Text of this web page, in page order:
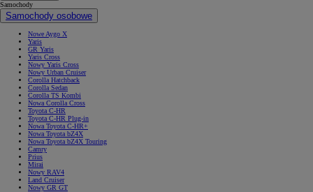
Samochody
Samochody osobowe
Nowe Aygo X
Yaris
GR Yaris
Yaris Cross
Nowy Yaris Cross
Nowy Urban Cruiser
Corolla Hatchback
Corolla Sedan
Corolla TS Kombi
Nowa Corolla Cross
Toyota C-HR
Toyota C-HR Plug-in
Nowa Toyota C-HR+
Nowa Toyota bZ4X
Nowa Toyota bZ4X Touring
Camry
Prius
Mirai
Nowy RAV4
Land Cruiser
Nowy GR GT